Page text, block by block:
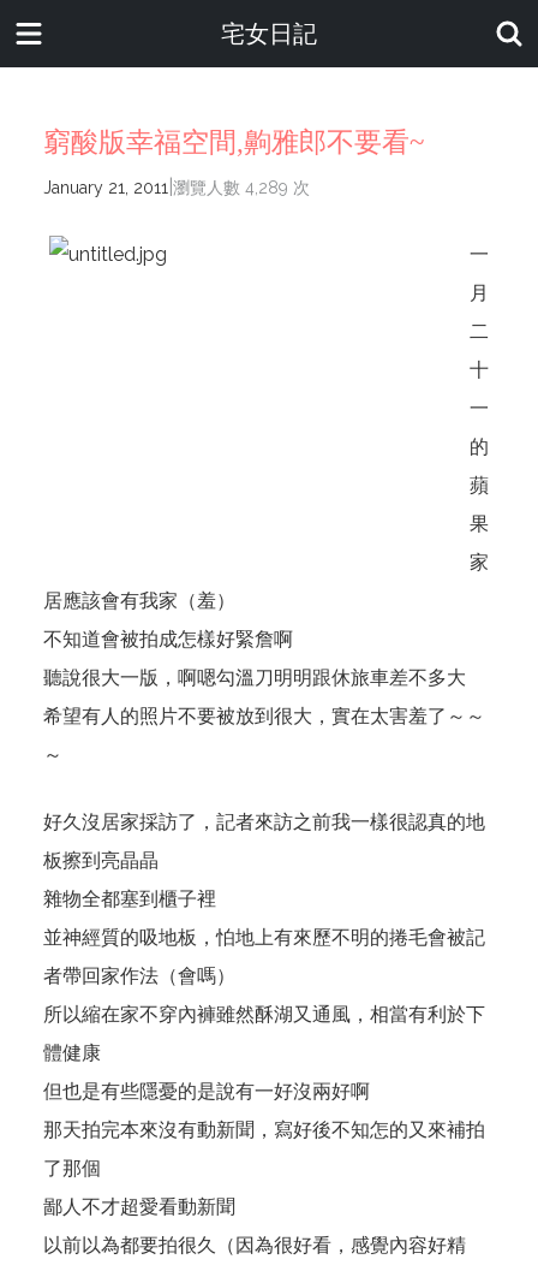
宅女日記
窮酸版幸福空間,齁雅郎不要看~
January 21, 2011 瀏覽人數 4,289 次
一
月
二
十
一
的
蘋
果
家
居應該會有我家（羞）
不知道會被拍成怎樣好緊詹啊
聽說很大一版，啊嗯勾溫刀明明跟休旅車差不多大
希望有人的照片不要被放到很大，實在太害羞了～～
～
好久沒居家採訪了，記者來訪之前我一樣很認真的地
板擦到亮晶晶
雜物全都塞到櫃子裡
並神經質的吸地板，怕地上有來歷不明的捲毛會被記
者帶回家作法（會嗎）
所以縮在家不穿內褲雖然酥湖又通風，相當有利於下
體健康
但也是有些隱憂的是說有一好沒兩好啊
那天拍完本來沒有動新聞，寫好後不知怎的又來補拍
了那個
鄙人不才超愛看動新聞
以前以為都要拍很久（因為很好看，感覺內容好精